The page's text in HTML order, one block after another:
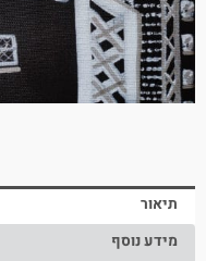
תיאור
מידע נוסף